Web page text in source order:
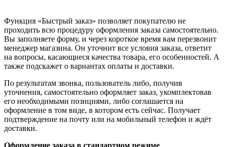
Функция «Быстрый заказ» позволяет покупателю не
проходить всю процедуру оформления заказа самостоятельно.
Вы заполняете форму, и через короткое время вам перезвонит
менеджер магазина. Он уточнит все условия заказа, ответит
на вопросы, касающиеся качества товара, его особенностей. А
также подскажет о вариантах оплаты и доставки.
По результатам звонка, пользователь либо, получив
уточнения, самостоятельно оформляет заказ, укомплектовав
его необходимыми позициями, либо соглашается на
оформление в том виде, в котором есть сейчас. Получает
подтверждение на почту или на мобильный телефон и ждёт
доставки.
Оформление заказа в стандартном режиме